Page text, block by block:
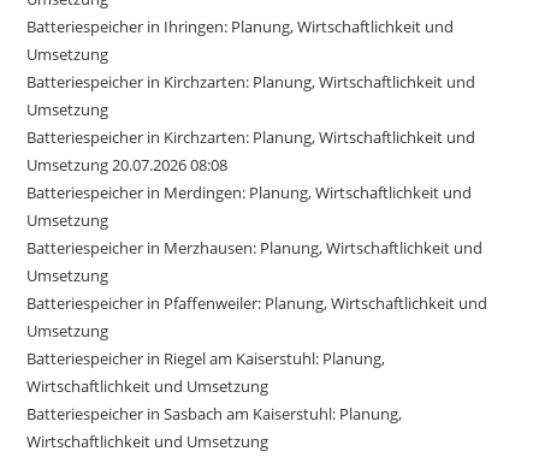
Batteriespeicher in Ihringen: Planung, Wirtschaftlichkeit und
Umsetzung
Batteriespeicher in Kirchzarten: Planung, Wirtschaftlichkeit und
Umsetzung
Batteriespeicher in Kirchzarten: Planung, Wirtschaftlichkeit und
Umsetzung 20.07.2026 08:08
Batteriespeicher in Merdingen: Planung, Wirtschaftlichkeit und
Umsetzung
Batteriespeicher in Merzhausen: Planung, Wirtschaftlichkeit und
Umsetzung
Batteriespeicher in Pfaffenweiler: Planung, Wirtschaftlichkeit und
Umsetzung
Batteriespeicher in Riegel am Kaiserstuhl: Planung,
Wirtschaftlichkeit und Umsetzung
Batteriespeicher in Sasbach am Kaiserstuhl: Planung,
Wirtschaftlichkeit und Umsetzung